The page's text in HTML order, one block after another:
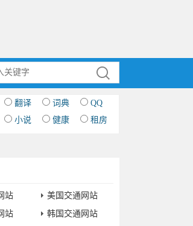
翻译 词典
QQ
小说 健康 租房
站
美国交通网站
站
韩国交通网站